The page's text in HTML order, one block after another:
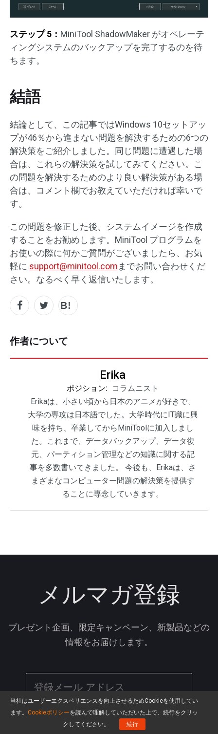
ステップ 5： MiniTool ShadowMaker がオペレーテ
ィングシステムのバックアップを完了するのを待
ちます。
結語
結論として、この記事ではWindows 10セットアッ
プが46％から進まない問題を解決するための6つの
解決策をご紹介しました。同じ問題に遭遇した場
合は、これらの解決策を試してみてください。こ
の問題を解決するためのより良い解決策がある場
合は、コメント欄でお教えていただければ幸いで
す。
この問題を修正した後、システムイメージを作成
することをお勧めします。MiniTool プログラムを
お使いの際に何かご質問がございましたら、お気
軽に support@minitool.com までお問い合わせくだ
さい。なるべく早く返信いたします。
作者について
Erika
ポジション:
コラムニスト
Erikaは、小さい頃から日本のアニメが好きで、
大学の専攻は日本語でした。大学時代にIT識に興
味を持ち、卒業してからMiniToolに加入しまし
た。これまで、データバックアップ、データ復
元、パーティション管理などの知識に関する記
事を多数書いてきました。 今後も、Erikaは、さ
まざまなコンピューター問題の解決策を提供す
ることに専念していきます。
当社はユーザーエクスペリエンスを向上させるためCookieを使用してい
ます。 Cookieポリシーを読んで理解していただいた上で、続行をクリッ
クしてください。
続行
メルマガ登録
プレゼント企画、限定キャンペーン、新製品などの
情報をお届けします。